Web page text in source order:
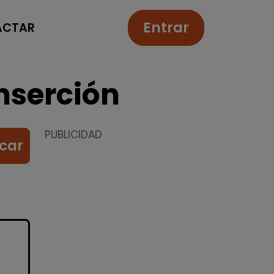
Entrar
PUBLICIDAD